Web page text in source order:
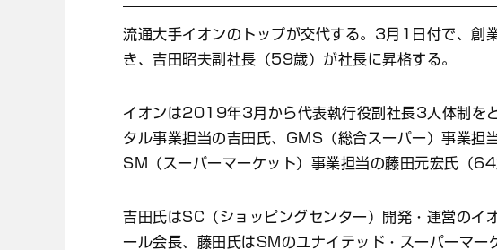
流通大手イオンのトップが交代する。3月1日付で、創
き、吉田昭夫副社長（59歳）が社長に昇格する。
イオンは2019年3月から代表執行役副社長3人体制を
タル事業担当の吉田氏、GMS（総合スーパー）事業担
SM（スーパーマーケット）事業担当の藤田元宏氏（64
吉田氏はSC（ショッピングセンター）開発・運営のイ
ール会長、藤田氏はSMのユナイテッド・スーパーマー